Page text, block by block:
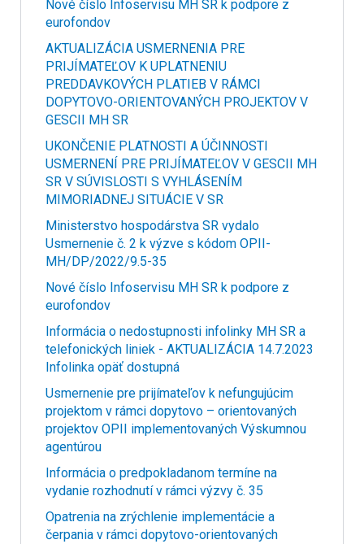
Nové číslo Infoservisu MH SR k podpore z
eurofondov
AKTUALIZÁCIA USMERNENIA PRE
PRIJÍMATEĽOV K UPLATNENIU
PREDDAVKOVÝCH PLATIEB V RÁMCI
DOPYTOVO-ORIENTOVANÝCH PROJEKTOV V
GESCII MH SR
UKONČENIE PLATNOSTI A ÚČINNOSTI
USMERNENÍ PRE PRIJÍMATEĽOV V GESCII MH
SR V SÚVISLOSTI S VYHLÁSENÍM
MIMORIADNEJ SITUÁCIE V SR
Ministerstvo hospodárstva SR vydalo
Usmernenie č. 2 k výzve s kódom OPII-
MH/DP/2022/9.5-35
Nové číslo Infoservisu MH SR k podpore z
eurofondov
Informácia o nedostupnosti infolinky MH SR a
telefonických liniek - AKTUALIZÁCIA 14.7.2023
Infolinka opäť dostupná
Usmernenie pre prijímateľov k nefungujúcim
projektom v rámci dopytovo – orientovaných
projektov OPII implementovaných Výskumnou
agentúrou
Informácia o predpokladanom termíne na
vydanie rozhodnutí v rámci výzvy č. 35
Opatrenia na zrýchlenie implementácie a
čerpania v rámci dopytovo-orientovaných